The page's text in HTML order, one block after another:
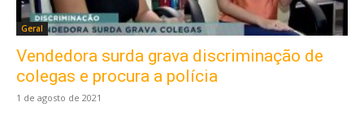
Geral
Vendedora surda grava discriminação de
colegas e procura a polícia
1 de agosto de 2021
Este site usa cookies para garantir que você
obtenha a melhor experiência em nosso site.
Ao usar nosso site você consente cookies.